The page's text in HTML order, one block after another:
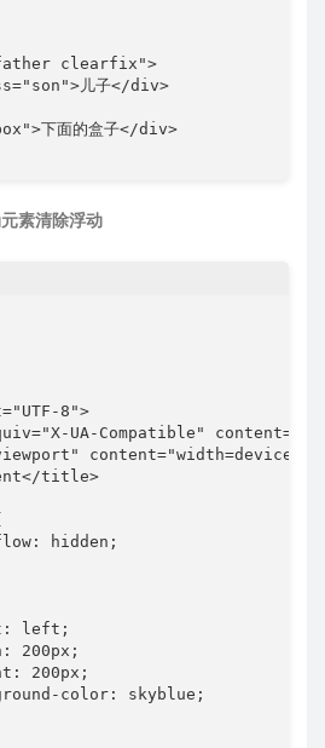
clearfix">
儿子</div>
下面的盒子</div>
素清除浮动
8">
UA-Compatible"
content="width=device-
title>
hidden;
left;
200px;
200px;
color: skyblue;